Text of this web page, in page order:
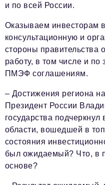
и по всей России.
Оказываем инвесторам
консультационную и
стороны правительства
работу, в том числе и
ПМЭФ соглашениям.
– Достижения региона
Президент России
государства
области, вошедшей в
состояния
был ожидаемый? Что, в
основе?